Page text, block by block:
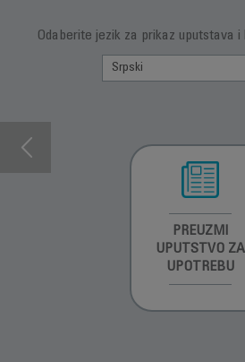
Odaberite jezik za prikaz uputstava i
PREUZMI
UPUTSTVO ZA
UPOTREBU